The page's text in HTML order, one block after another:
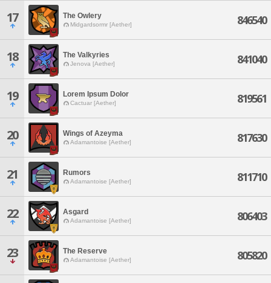
17 The Owlery
Midgardsormr [Aether] 846540
18 The Valkyries
Jenova [Aether] 841040
19 Lorem Ipsum Dolor
Cactuar [Aether] 819561
20 Wings of Azeyma
Adamantoise [Aether] 817630
21 Rumors
Adamantoise [Aether] 811710
22 Asgard
Adamantoise [Aether] 806403
23 The Reserve
Adamantoise [Aether] 805820